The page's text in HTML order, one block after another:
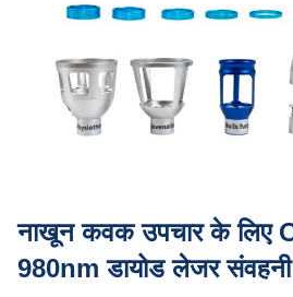
नाखून कवक उपचार के लिए
980nm डायोड लेजर